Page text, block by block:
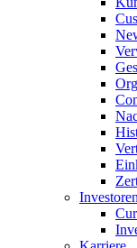
Investoren